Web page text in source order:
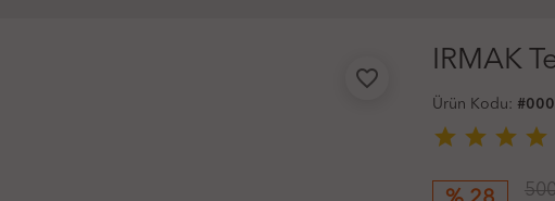
favorite_border
IRMAK
Ürün Kodu:
star star star star